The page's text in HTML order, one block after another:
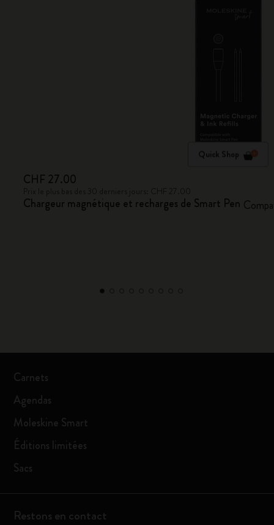
Quick Shop
CHF 27.00
Chargeur magnétique et recharges de Smart Pen
Carnets
Agendas
Moleskine Smart
Éditions limitées
Sacs
Restons en contact